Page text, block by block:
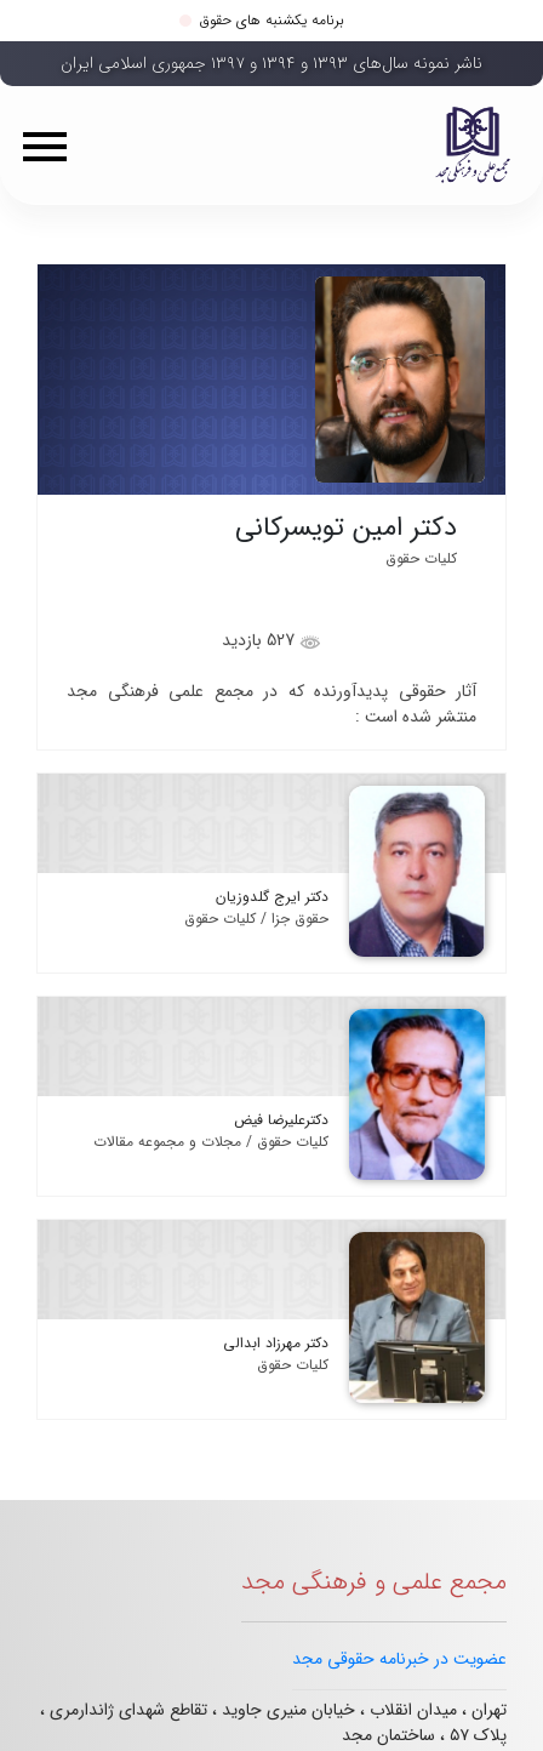
برنامه یکشنبه های حقوق
ناشر نمونه سال‌های ۱۳۹۳ و ۱۳۹۴ و ۱۳۹۷ جمهوری اسلامی ایران
دکتر امین تویسرکانی
کلیات حقوق
آثار حقوقی پدیدآورنده که در مجمع علمی فرهنگی مجد
منتشر شده است :
دکتر ایرج گلدوزیان
حقوق جزا / کلیات حقوق
دکترعلیرضا فیض
کلیات حقوق / مجلات و مجموعه مقالات
دکتر مهرزاد ابدالی
کلیات حقوق
مجمع علمی و فرهنگی مجد
عضویت در خبرنامه حقوقی مجد
تهران ، میدان انقلاب ، خیابان منیری جاوید ، تقاطع شهدای ژاندارمری ،
پلاک ۵۷ ، ساختمان مجد